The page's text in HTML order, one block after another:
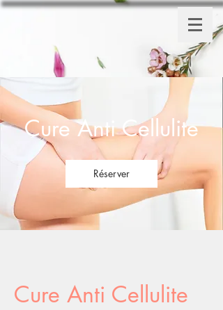
Cure Anti Cellulite
Réserver
Cure Anti Cellulite